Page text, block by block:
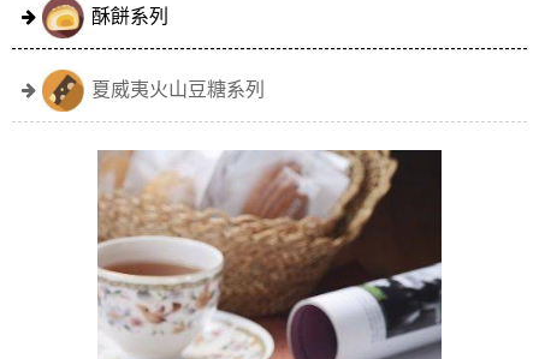
酥餅系列
夏威夷火山豆糖系列